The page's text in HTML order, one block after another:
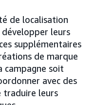
de localisation
leurs
supplémentaires
de marque
campagne soit
avec des
traduire leurs